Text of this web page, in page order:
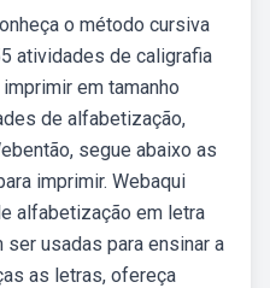
o método cursiva
atividades de caligrafia
em tamanho
de alfabetização,
segue abaixo as
imprimir. Webaqui
alfabetização em letra
usadas para ensinar a
as letras, ofereça